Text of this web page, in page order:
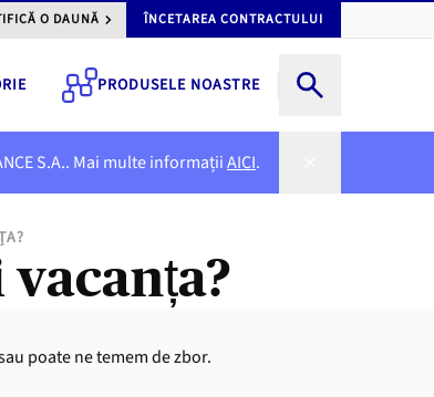
O DAUNĂ ÎNCETAREA CONTRACTULUI
PRODUSELE NOASTRE
S.A.. Mai multe informațiiAICI.
poate ne temem de zbor.